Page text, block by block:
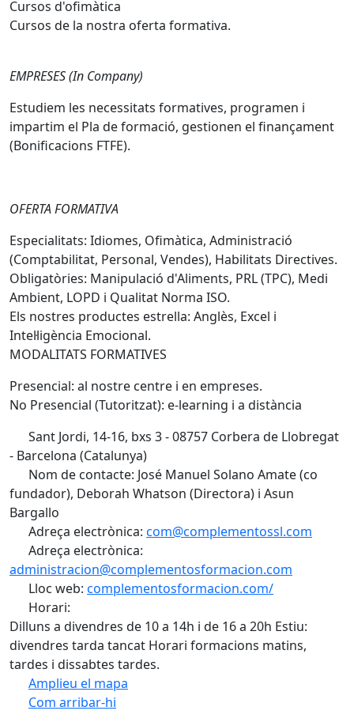
Cursos d'ofimàtica
Cursos de la nostra oferta formativa.
EMPRESES (In Company)
Estudiem les necessitats formatives, programen i
impartim el Pla de formació, gestionen el finançament
(Bonificacions FTFE).
OFERTA FORMATIVA
Especialitats: Idiomes, Ofimàtica, Administració
(Comptabilitat, Personal, Vendes), Habilitats Directives.
Obligatòries: Manipulació d'Aliments, PRL (TPC), Medi
Ambient, LOPD i Qualitat Norma ISO.
Els nostres productes estrella: Anglès, Excel i
Intel·ligència Emocional.
MODALITATS FORMATIVES
Presencial: al nostre centre i en empreses.
No Presencial (Tutoritzat): e-learning i a distància
Sant Jordi, 14-16, bxs 3 - 08757 Corbera de Llobregat
- Barcelona (Catalunya)
Nom de contacte: José Manuel Solano Amate (co
fundador), Deborah Whatson (Directora) i Asun
Bargallo
Adreça electrònica: com@complementossl.com
Adreça electrònica:
administracion@complementosformacion.com
Lloc web: complementosformacion.com/
Horari:
Dilluns a divendres de 10 a 14h i de 16 a 20h Estiu:
divendres tarda tancat Horari formacions matins,
tardes i dissabtes tardes.
Amplieu el mapa
Com arribar-hi